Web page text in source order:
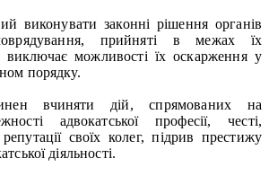
виконувати законні рішення органів
прийняті в межах їх
виключає можливості їх оскарження у
порядку.
вчиняти дій, спрямованих на
адвокатської професії, честі,
репутації своїх колег, підрив престижу
діяльності.